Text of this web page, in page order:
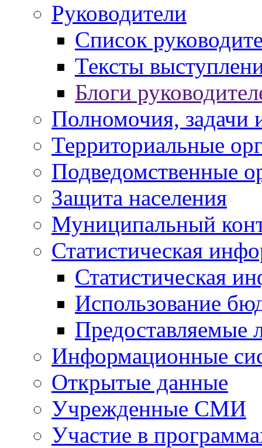
Руководители
Список
Тексты
Блоги
Полномочия, задачи
Территориальные
Подведомственные
Защита населения
Муниципальный
Статистическая
Статистическая
Использование
Предоставляемые
Информационные
Открытые данные
Учрежденные СМИ
Участие в